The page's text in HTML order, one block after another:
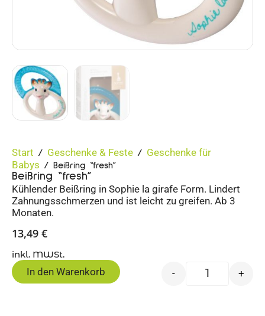
Start / Geschenke & Feste / Geschenke für
Babys / Beißring “fresh”
Beißring “fresh”
Kühlender Beißring in Sophie la girafe Form. Lindert
Zahnungsschmerzen und ist leicht zu greifen. Ab 3
Monaten.
13,49 €
inkl. MWSt.
- +
In den Warenkorb